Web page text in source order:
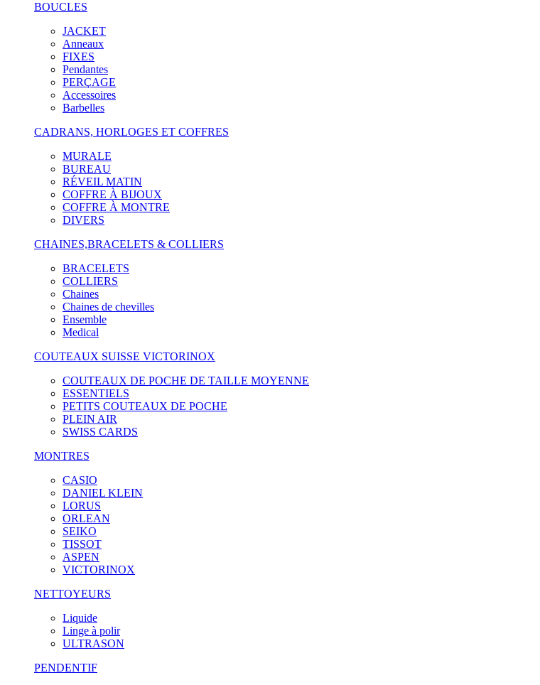
BOUCLES
JACKET
Anneaux
FIXES
Pendantes
PERÇAGE
Accessoires
Barbelles
CADRANS, HORLOGES ET COFFRES
MURALE
BUREAU
RÉVEIL MATIN
COFFRE À BIJOUX
COFFRE À MONTRE
DIVERS
CHAINES,BRACELETS & COLLIERS
BRACELETS
COLLIERS
Chaines
Chaines de chevilles
Ensemble
Medical
COUTEAUX SUISSE VICTORINOX
COUTEAUX DE POCHE DE TAILLE MOYENNE
ESSENTIELS
PETITS COUTEAUX DE POCHE
PLEIN AIR
SWISS CARDS
MONTRES
CASIO
DANIEL KLEIN
LORUS
ORLEAN
SEIKO
TISSOT
ASPEN
VICTORINOX
NETTOYEURS
Liquide
Linge à polir
ULTRASON
PENDENTIF